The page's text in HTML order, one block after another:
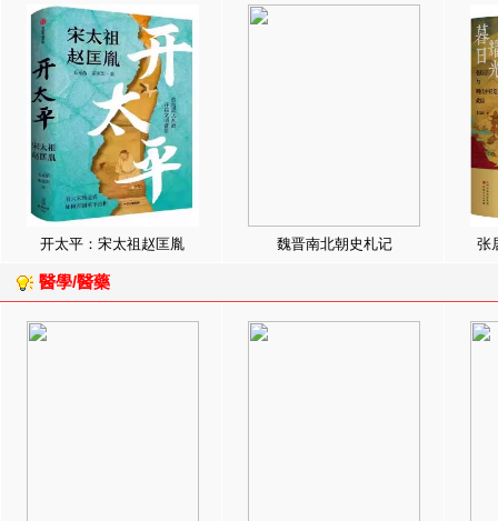
开太平：宋太祖赵匡胤 魏晋南北朝史札记 张
醫學/醫藥